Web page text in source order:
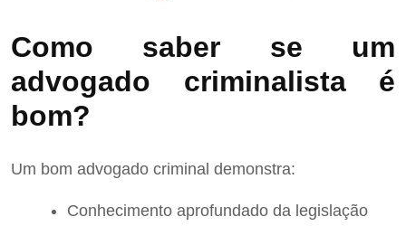
Como saber se um
advogado criminalista é
bom?
Um bom advogado criminal demonstra:
Conhecimento aprofundado da legislação